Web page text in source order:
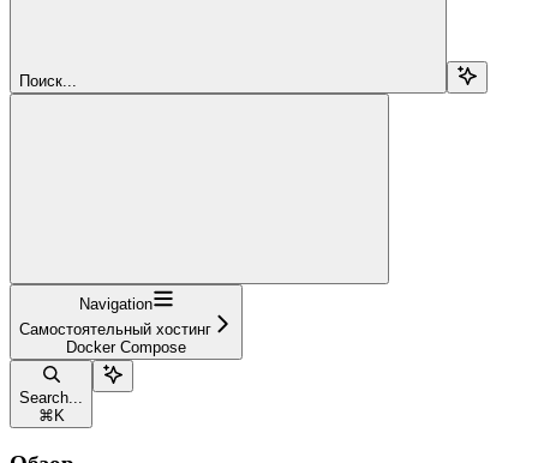
Поиск...
Navigation
Самостоятельный хостинг
Docker Compose
Search...
⌘ K